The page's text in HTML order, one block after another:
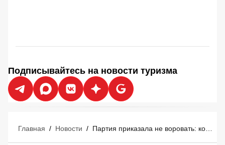
Подписывайтесь на новости туризма
Главная / Новости /